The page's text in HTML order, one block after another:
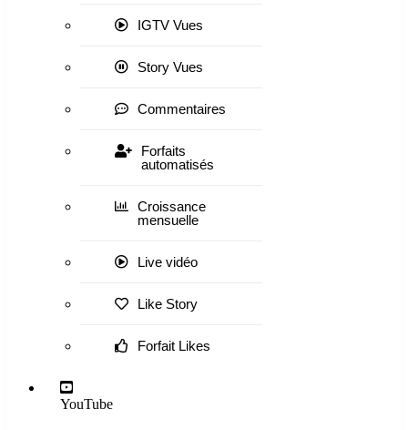
IGTV Vues
Story Vues
Commentaires
Forfaits
automatisés
Croissance
mensuelle
Live vidéo
Like Story
Forfait Likes
YouTube